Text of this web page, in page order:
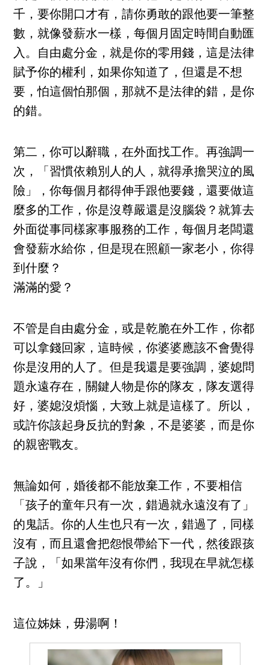
千，要你開口才有，請你勇敢的跟他要一筆整
數，就像發薪水一樣，每個月固定時間自動匯
入。自由處分金，就是你的零用錢，這是法律
賦予你的權利，如果你知道了，但還是不想
要，怕這個怕那個，那就不是法律的錯，是你
的錯。
第二，你可以辭職，在外面找工作。再強調一
次，「習慣依賴別人的人，就得承擔哭泣的風
險」，你每個月都得伸手跟他要錢，還要做這
麼多的工作，你是沒尊嚴還是沒腦袋？就算去
外面從事同樣家事服務的工作，每個月老闆還
會發薪水給你，但是現在照顧一家老小，你得
到什麼？
滿滿的愛？
不管是自由處分金，或是乾脆在外工作，你都
可以拿錢回家，這時候，你婆婆應該不會覺得
你是沒用的人了。但是我還是要強調，婆媳問
題永遠存在，關鍵人物是你的隊友，隊友選得
好，婆媳沒煩惱，大致上就是這樣了。所以，
或許你該起身反抗的對象，不是婆婆，而是你
的親密戰友。
無論如何，婚後都不能放棄工作，不要相信
「孩子的童年只有一次，錯過就永遠沒有了」
的鬼話。你的人生也只有一次，錯過了，同樣
沒有，而且還會把怨恨帶給下一代，然後跟孩
子說，「如果當年沒有你們，我現在早就怎樣
了。」
這位姊妹，毋湯啊！